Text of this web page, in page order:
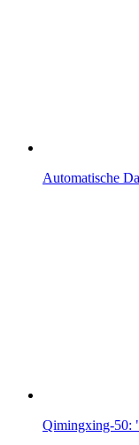
Automatische
Qimingxing-50: